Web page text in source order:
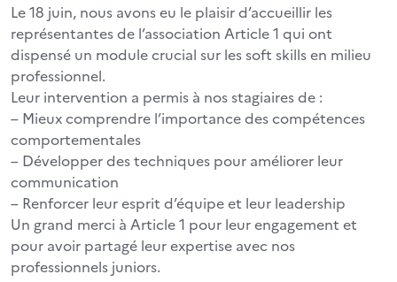
Le 18 juin, nous avons eu le plaisir d’accueillir les
représentantes de l’association Article 1 qui ont
dispensé un module crucial sur les soft skills en milieu
professionnel.
Leur intervention a permis à nos stagiaires de :
– Mieux comprendre l’importance des compétences
comportementales
– Développer des techniques pour améliorer leur
communication
– Renforcer leur esprit d’équipe et leur leadership
Un grand merci à Article 1 pour leur engagement et
pour avoir partagé leur expertise avec nos
professionnels juniors.